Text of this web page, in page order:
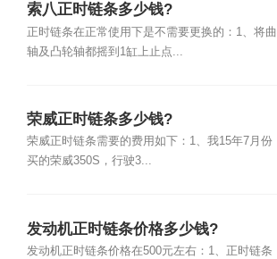
索八正时链条多少钱?
正时链条在正常使用下是不需要更换的：1、将曲
轴及凸轮轴都摇到1缸上止点...
荣威正时链条多少钱?
荣威正时链条需要的费用如下：1、我15年7月份
买的荣威350S，行驶3...
发动机正时链条价格多少钱?
发动机正时链条价格在500元左右：1、正时链条